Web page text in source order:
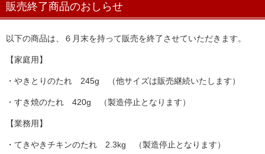
業務用商品情報
オリジナル・特注商品
会社案内
お問い合わせ
販売終了商品のおしらせ
以下の商品は、６月末を持って販売を終了させていただきます。
【家庭用】
・やきとりのたれ 245g （他サイズは販売継続いたします）
・すき焼のたれ 420g （製造停止となります）
【業務用】
・てきやきチキンのたれ 2.3kg （製造停止となります）